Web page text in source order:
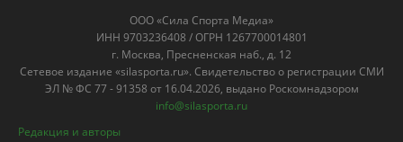
ООО «Сила Спорта Медиа»
ИНН 9703236408 / ОГРН 1267700014801
г. Москва, Пресненская наб., д. 12
Сетевое издание «silasporta.ru». Свидетельство о регистрации СМИ
ЭЛ № ФС 77 - 91358 от 16.04.2026, выдано Роскомнадзором
info@silasporta.ru
Редакция и авторы